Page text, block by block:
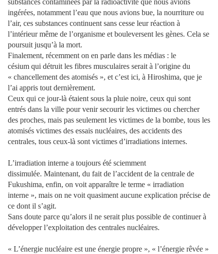
substances contaminées par la radioactivité que nous avions
ingérées, notamment l’eau que nous avions bue, la nourriture ou
l’air, ces substances continuent sans cesse leur réaction à
l’intérieur même de l’organisme et bouleversent les gènes. Cela se
poursuit jusqu’à la mort.
Finalement, récemment on en parle dans les médias : le
césium qui détruit les fibres musculaires serait à l’origine du
« chancellement des atomisés », et c’est ici, à Hiroshima, que je
l’ai appris tout dernièrement.
Ceux qui ce jour-là étaient sous la pluie noire, ceux qui sont
entrés dans la ville pour venir secourir les victimes ou chercher
des proches, mais pas seulement les victimes de la bombe, tous les
atomisés victimes des essais nucléaires, des accidents des
centrales, tous ceux-là sont victimes d’irradiations internes.
L’irradiation interne a toujours été sciemment
dissimulée. Maintenant, du fait de l’accident de la centrale de
Fukushima, enfin, on voit apparaître le terme « irradiation
interne », mais on ne voit quasiment aucune explication précise de
ce dont il s’agit.
Sans doute parce qu’alors il ne serait plus possible de continuer à
développer l’exploitation des centrales nucléaires.
« L’énergie nucléaire est une énergie propre », « l’énergie rêvée »